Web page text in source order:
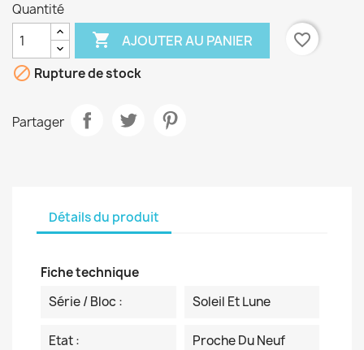
Quantité
 AJOUTER AU PANIER
favorite_border
 Rupture de stock
Partager
Détails du produit
Fiche technique
Série / Bloc :
Soleil Et Lune
Etat : Proche Du Neuf